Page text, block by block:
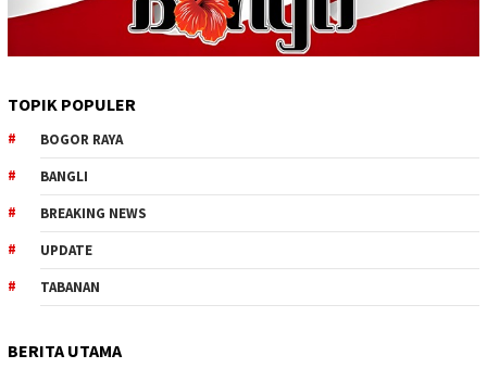
TOPIK POPULER
BOGOR RAYA
BANGLI
BREAKING NEWS
UPDATE
TABANAN
BERITA UTAMA